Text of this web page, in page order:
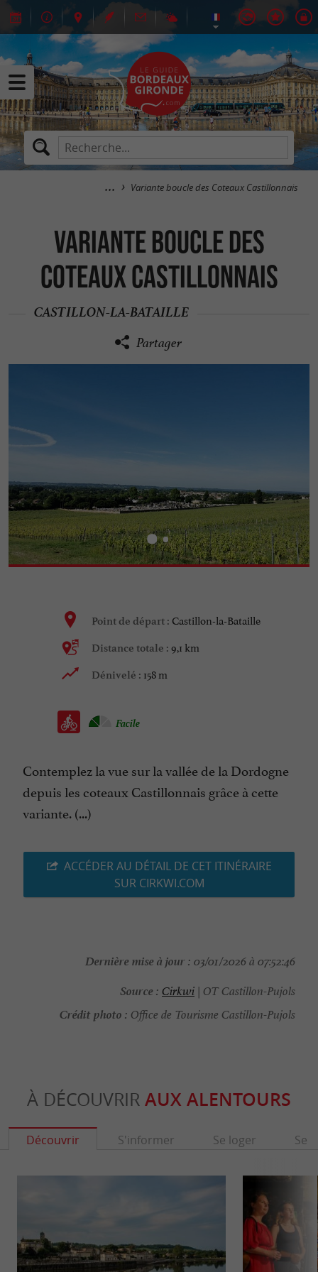
Variante boucle des Coteaux Castillonnais
Variante boucle des
Coteaux Castillonnais
CASTILLON-LA-BATAILLE
Partager
Point de départ : Castillon-la-Bataille
Distance totale : 9,1 km
Dénivelé : 158 m
Facile
Contemplez la vue sur la vallée de la Dordogne
depuis les coteaux Castillonnais grâce à cette
variante. (...)
ACCÉDER AU DÉTAIL DE CET ITINÉRAIRE
SUR CIRKWI.COM
Dernière mise à jour : 03/01/2026 à 07:52:46
Source : Cirkwi | OT Castillon-Pujols
Crédit photo : Office de Tourisme Castillon-Pujols
À DÉCOUVRIR AUX ALENTOURS
Découvrir S'informer Se loger Se